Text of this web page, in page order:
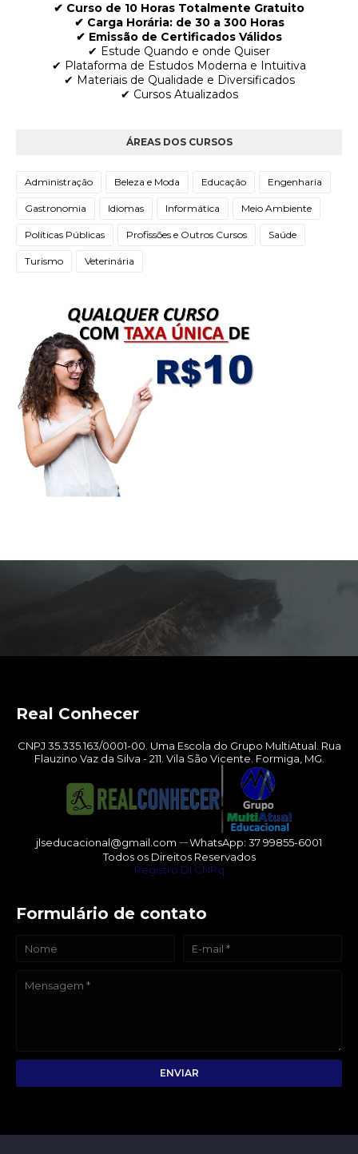
✔ Curso de 10 Horas Totalmente Gratuito
✔ Carga Horária: de 30 a 300 Horas
✔ Emissão de Certificados Válidos
✔ Estude Quando e onde Quiser
✔ Plataforma de Estudos Moderna e Intuitiva
✔ Materiais de Qualidade e Diversificados
✔ Cursos Atualizados
ÁREAS DOS CURSOS
Administração Beleza e Moda Educação Engenharia
Gastronomia Idiomas Informática Meio Ambiente
Políticas Públicas Profissões e Outros Cursos Saúde
Turismo Veterinária
Real Conhecer
CNPJ 35.335.163/0001-00. Uma Escola do Grupo MultiAtual. Rua
Flauzino Vaz da Silva - 211. Vila São Vicente. Formiga, MG.
jlseducacional@gmail.com ㄧWhatsApp: 37 99855-6001
Todos os Direitos Reservados
Registro DI CNPq
Formulário de contato